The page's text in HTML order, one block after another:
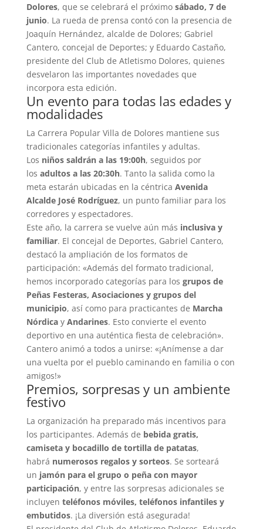
Dolores, que se celebrará el próximo sábado, 7 de
junio. La rueda de prensa contó con la presencia de
Joaquín Hernández, alcalde de Dolores; Gabriel
Cantero, concejal de Deportes; y Eduardo Castaño,
presidente del Club de Atletismo Dolores, quienes
desvelaron las importantes novedades que
incorpora esta edición.
Un evento para todas las edades y
modalidades
La Carrera Popular Villa de Dolores mantiene sus
tradicionales categorías infantiles y adultas.
Los niños saldrán a las 19:00h, seguidos por
los adultos a las 20:30h. Tanto la salida como la
meta estarán ubicadas en la céntrica Avenida
Alcalde José Rodríguez, un punto familiar para los
corredores y espectadores.
Este año, la carrera se vuelve aún más inclusiva y
familiar. El concejal de Deportes, Gabriel Cantero,
destacó la ampliación de los formatos de
participación: «Además del formato tradicional,
hemos incorporado categorías para los grupos de
Peñas Festeras, Asociaciones y grupos del
municipio, así como para practicantes de Marcha
Nórdica y Andarines. Esto convierte el evento
deportivo en una auténtica fiesta de celebración».
Cantero animó a todos a unirse: «¡Anímense a dar
una vuelta por el pueblo caminando en familia o con
amigos!»
Premios, sorpresas y un ambiente
festivo
La organización ha preparado más incentivos para
los participantes. Además de bebida gratis,
camiseta y bocadillo de tortilla de patatas,
habrá numerosos regalos y sorteos. Se sorteará
un jamón para el grupo o peña con mayor
participación, y entre las sorpresas adicionales se
incluyen teléfonos móviles, teléfonos infantiles y
embutidos. ¡La diversión está asegurada!